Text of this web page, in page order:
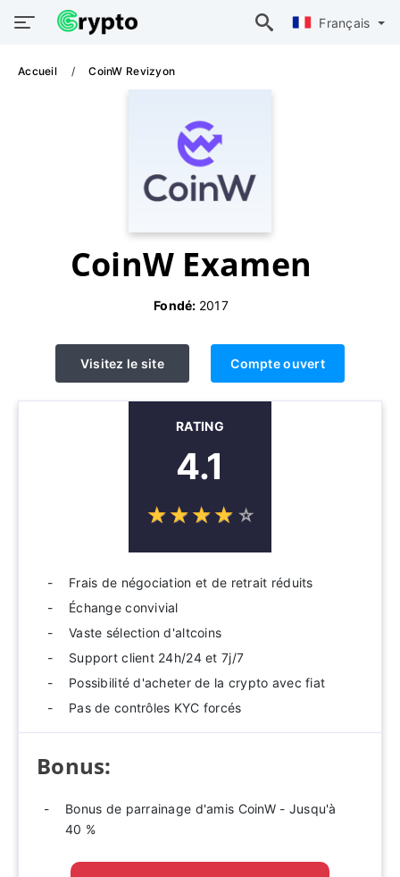
Français
Accueil CoinW Revizyon
CoinW Examen
Fondé: 2017
Visitez le site Compte ouvert
RATING
4.1
☆☆☆☆ ☆
★★★★ ★
Frais de négociation et de retrait réduits
Échange convivial
Vaste sélection d'altcoins
Support client 24h/24 et 7j/7
Possibilité d'acheter de la crypto avec fiat
Pas de contrôles KYC forcés
Bonus:
Bonus de parrainage d'amis CoinW - Jusqu'à
40 %